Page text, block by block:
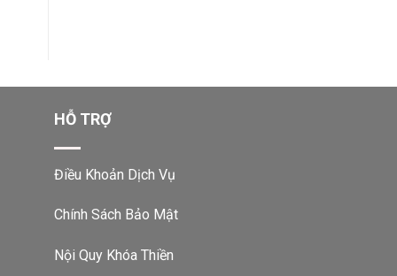
HỖ TRỢ
Điều Khoản Dịch Vụ
Chính Sách Bảo Mật
Nội Quy Khóa Thiền